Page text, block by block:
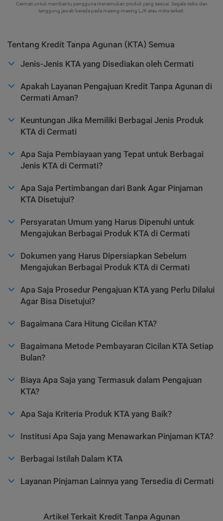
Cermati untuk membantu pengguna menemukan produk yang sesuai. Segala risiko dan
tanggung jawab berada pada masing-masing LJK atau mitra terkait.
Tentang Kredit Tanpa Agunan (KTA) Semua
Jenis-Jenis KTA yang Disediakan oleh Cermati
Apakah Layanan Pengajuan Kredit Tanpa Agunan di
Cermati Aman?
Keuntungan Jika Memiliki Berbagai Jenis Produk
KTA di Cermati
Apa Saja Pembiayaan yang Tepat untuk Berbagai
Jenis KTA di Cermati?
Apa Saja Pertimbangan dari Bank Agar Pinjaman
KTA Disetujui?
Persyaratan Umum yang Harus Dipenuhi untuk
Mengajukan Berbagai Produk KTA di Cermati
Dokumen yang Harus Dipersiapkan Sebelum
Mengajukan Berbagai Produk KTA di Cermati
Apa Saja Prosedur Pengajuan KTA yang Perlu Dilalui
Agar Bisa Disetujui?
Bagaimana Cara Hitung Cicilan KTA?
Bagaimana Metode Pembayaran Cicilan KTA Setiap
Bulan?
Biaya Apa Saja yang Termasuk dalam Pengajuan
KTA?
Apa Saja Kriteria Produk KTA yang Baik?
Institusi Apa Saja yang Menawarkan Pinjaman KTA?
Berbagai Istilah Dalam KTA
Layanan Pinjaman Lainnya yang Tersedia di Cermati
Artikel Terkait Kredit Tanpa Agunan